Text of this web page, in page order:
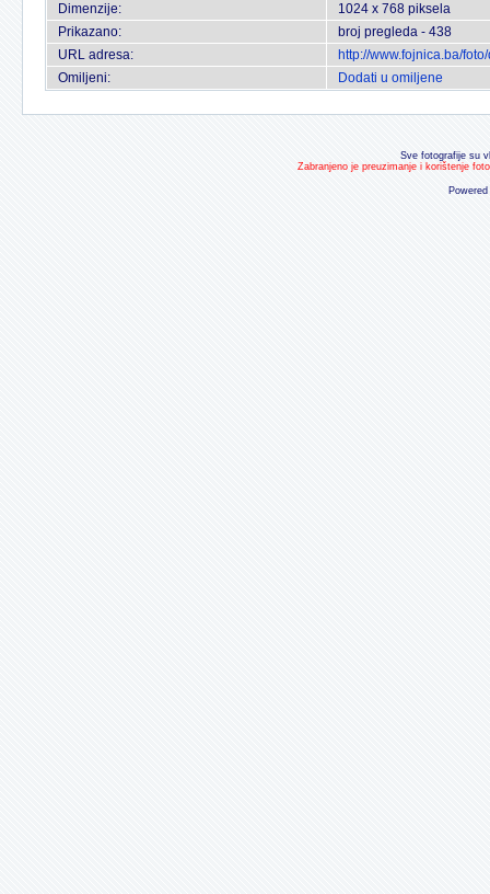
Dimenzije:
1024 x 768 piksela
Prikazano:
broj pregleda - 438
URL adresa:
http://www.fojnica.ba/
Omiljeni:
Dodati u omiljene
Sve fotografije su
Zabranjeno je preuzimanje i korištenje